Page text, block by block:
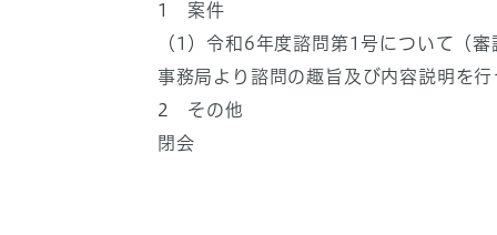
1 案件
（1）令和6年度諮問第1号について（審
事務局より諮問の趣旨及び内容説明を
2 その他
閉会